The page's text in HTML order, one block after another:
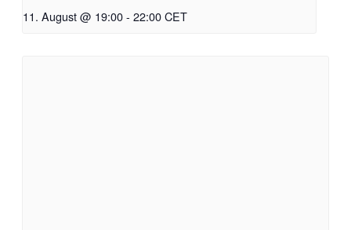
11. August @ 19:00- 22:00CET